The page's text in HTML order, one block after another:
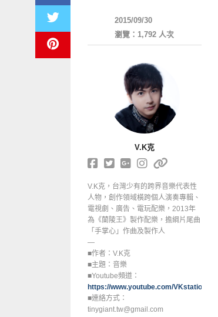
2015/09/30
瀏覽：1,792 人次
V.K克
V.K克，台灣少有的跨界音樂代表性
人物，創作領域橫跨個人演奏專輯、
電視劇、廣告、電玩配樂，2013年
為《蘭陵王》製作配樂，擔綱片尾曲
「手掌心」作曲及製作人
—
■作者：V.K克
■主題：音樂
■Youtube頻道：
https://www.youtube.com/VKstation
■連絡方式：
tinygiant.tw@gmail.com